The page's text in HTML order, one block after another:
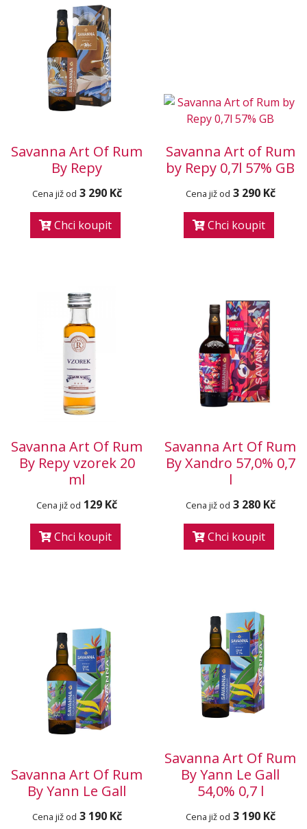
Savanna Art Of Rum
By Repy
Cena již od 3 290 Kč
Chci koupit
Savanna Art of Rum
by Repy 0,7l 57% GB
Cena již od 3 290 Kč
Chci koupit
Savanna Art Of Rum
By Repy vzorek 20
ml
Cena již od 129 Kč
Chci koupit
Savanna Art Of Rum
By Xandro 57,0% 0,7
l
Cena již od 3 280 Kč
Chci koupit
Savanna Art Of Rum
By Yann Le Gall
Cena již od 3 190 Kč
Savanna Art Of Rum
By Yann Le Gall
54,0% 0,7 l
Cena již od 3 190 Kč